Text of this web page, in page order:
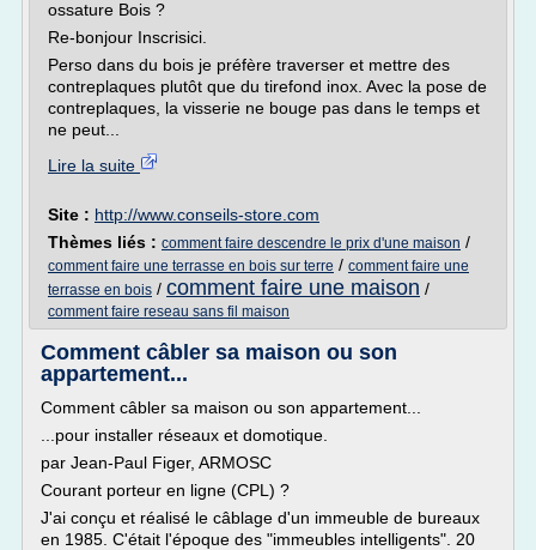
ossature Bois ?
Re-bonjour Inscrisici.
Perso dans du bois je préfère traverser et mettre des
contreplaques plutôt que du tirefond inox. Avec la pose de
contreplaques, la visserie ne bouge pas dans le temps et
ne peut...
Lire la suite
Site : http://www.conseils-store.com
Thèmes liés : comment faire descendre le prix d'une maison /
comment faire une terrasse en bois sur terre / comment faire une
terrasse en bois / comment faire une maison /
comment faire reseau sans fil maison
Comment câbler sa maison ou son
appartement...
Comment câbler sa maison ou son appartement...
...pour installer réseaux et domotique.
par Jean-Paul Figer, ARMOSC
Courant porteur en ligne (CPL) ?
J'ai conçu et réalisé le câblage d'un immeuble de bureaux
en 1985. C'était l'époque des "immeubles intelligents". 20